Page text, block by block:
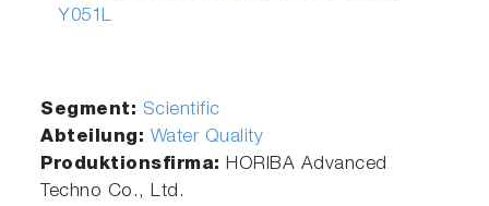
Y051L
Segment: Scientific
Abteilung: Water Quality
Produktionsfirma:HORIBA Advanced
Techno Co., Ltd.